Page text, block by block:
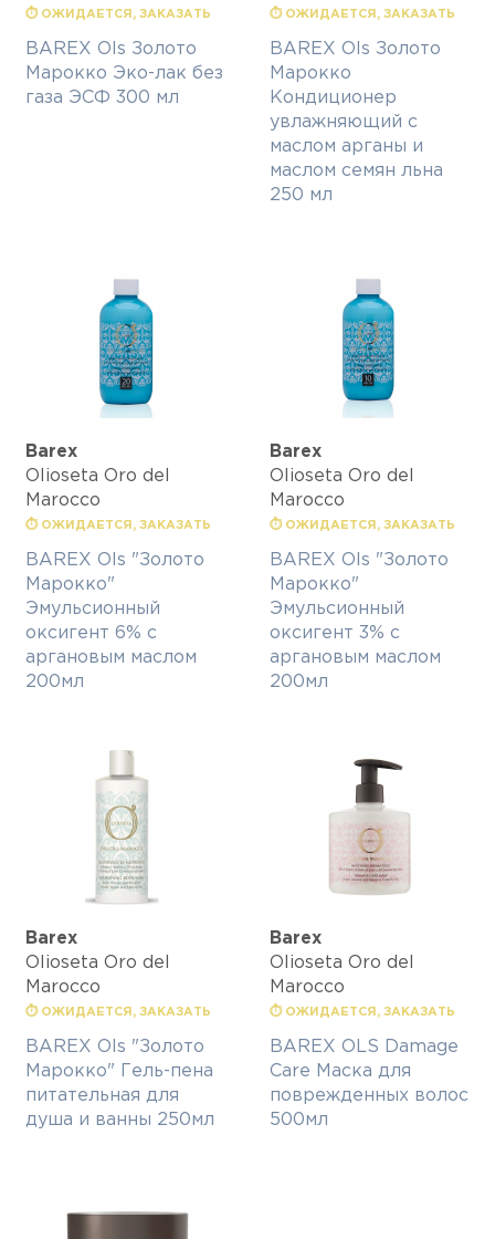
⏱ ОЖИДАЕТСЯ, ЗАКАЗАТЬ
BAREX Ols Золото
Марокко Эко-лак без
газа ЭСФ 300 мл
⏱ ОЖИДАЕТСЯ, ЗАКАЗАТЬ
BAREX Ols Золото
Марокко
Кондиционер
увлажняющий с
маслом арганы и
маслом семян льна
250 мл
Barex
Olioseta Oro del
Marocco
⏱ ОЖИДАЕТСЯ, ЗАКАЗАТЬ
BAREX Ols "Золото
Марокко"
Эмульсионный
оксигент 6% с
аргановым маслом
200мл
Barex
Olioseta Oro del
Marocco
⏱ ОЖИДАЕТСЯ, ЗАКАЗАТЬ
BAREX Ols "Золото
Марокко"
Эмульсионный
оксигент 3% с
аргановым маслом
200мл
Barex
Olioseta Oro del
Marocco
⏱ ОЖИДАЕТСЯ, ЗАКАЗАТЬ
BAREX Ols "Золото
Марокко" Гель-пена
питательная для
душа и ванны 250мл
Barex
Olioseta Oro del
Marocco
⏱ ОЖИДАЕТСЯ, ЗАКАЗАТЬ
BAREX OLS Damage
Care Маска для
поврежденных волос
500мл